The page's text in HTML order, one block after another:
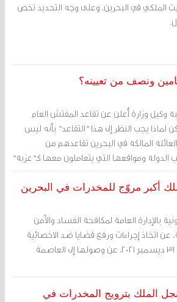
الملكي في البحرين، وعلى وجه التحديد تخص
ونصف من تعيينه؟
وزارة أُعلن عن تقاعد المفتش العام
لماذا يجب النظر إلى هذا "التقاعد" بأنه ليس
المالكة في البحرين تقاعدهم من
ومواقعها التي يتعاملون معها كـ"عزبة"
أكبر مروّج للمخدرات في البحرين
بالإدارة العامة لمكافحة الفساد والأمن
عن اتخاذ إجراءات ورفع قضايا ضد الاخصائية
النفسية شريفة سوار التي أعلنت أمس الجمعة 31 ديسمبر 2021، عن وصولها إلى العاصمة
نجل الملك بترويج المخدرات في